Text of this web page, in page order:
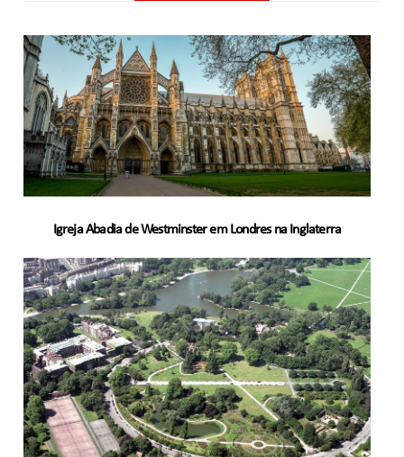
Igreja Abadia de Westminster em Londres na Inglaterra